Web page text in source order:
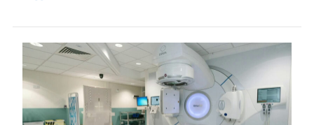
Con
la
radioterapia
passi
da